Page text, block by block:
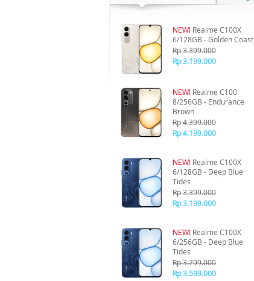
NEW! Realme C100X
6/128GB - Golden Coast
Rp 3.399.000
Rp 3.199.000
NEW! Realme C100
8/256GB - Endurance
Brown
Rp 4.399.000
Rp 4.199.000
NEW! Realme C100X
6/128GB - Deep Blue
Tides
Rp 3.399.000
Rp 3.199.000
NEW! Realme C100X
6/256GB - Deep Blue
Tides
Rp 3.799.000
Rp 3.599.000